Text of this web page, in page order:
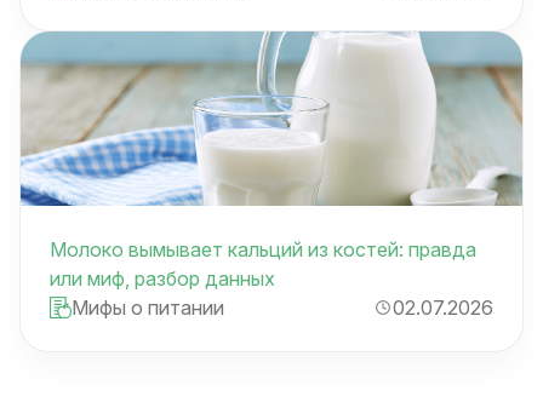
Молоко вымывает кальций из костей: правда
или миф, разбор данных
Мифы о питании
02.07.2026